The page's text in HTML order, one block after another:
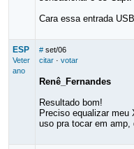
Cara essa entrada
ESP
Veter
ano
# set/06
citar· votar
Renê_Fernandes
Resultado bom!
Preciso equalizar meu
uso pra tocar em amp,